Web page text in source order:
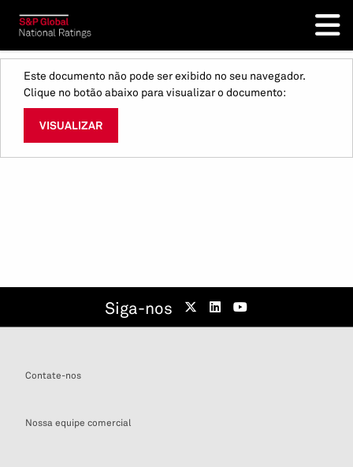
Este documento não pode ser exibido no seu navegador.
Clique no botão abaixo para visualizar o documento:
VISUALIZAR
Siga-nos
Contate-nos
Nossa equipe comercial